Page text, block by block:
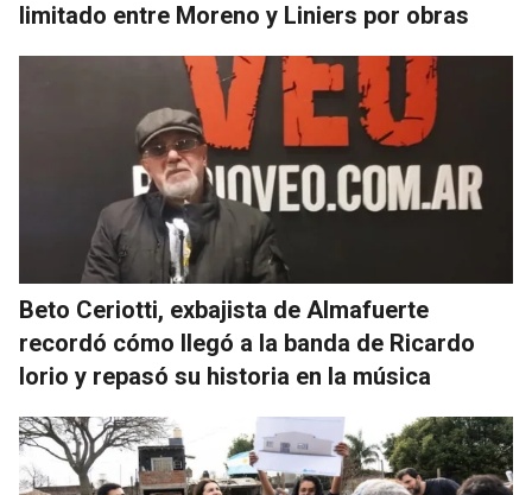
limitado entre Moreno y Liniers por obras
Beto Ceriotti, exbajista de Almafuerte
recordó cómo llegó a la banda de Ricardo
Iorio y repasó su historia en la música